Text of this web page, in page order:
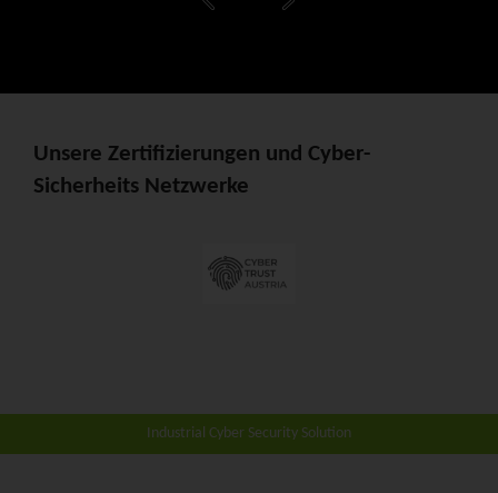
Unsere Zertifizierungen und Cyber-
Sicherheits Netzwerke
Industrial Cyber Security Solution